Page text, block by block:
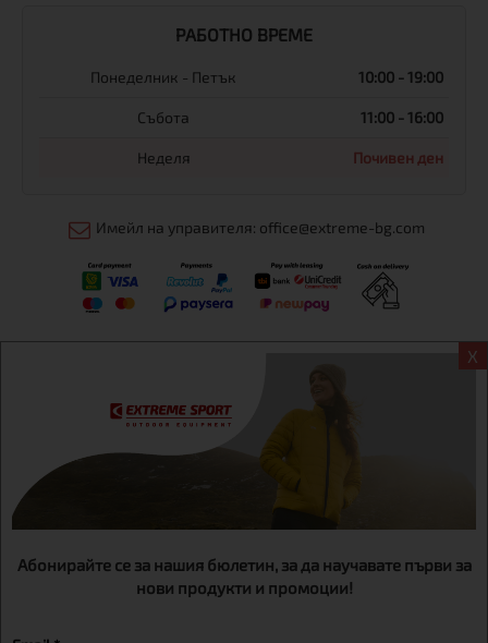
X
Абонирайте се за нашия бюлетин, за да научавате първи за
нови продукти и промоции!
РАБОТНО ВРЕМЕ
Понеделник - Петък 10:00 - 19:00
Събота 11:00 - 16:00
Неделя Почивен ден
Имейл на управителя: office@extreme-bg.com
Екстрем спорт ЕООД, BG131452613, административен адрес
гр. София, Овча купел, ул.692, №12, офис 1, магазини